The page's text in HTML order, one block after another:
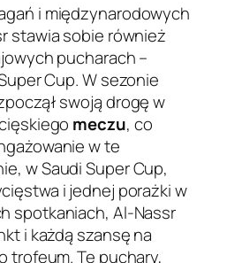
i międzynarodowych
stawia sobie również
pucharach –
Cup. W sezonie
swoją drogę w
meczu, co
w te
w Saudi Super Cup,
i jednej porażki w
spotkaniach, Al-Nassr
i każdą szansę na
trofeum. Te puchary,